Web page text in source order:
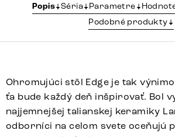
Popis Séria Parametre
Podobné produkty
Ohromujúci stôl Edge je tak
ťa bude každý deň inšpirovať. Bol
najjemnejšej talianskej keramiky
odborníci na celom svete oceňujú